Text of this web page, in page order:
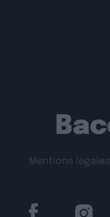
Mentions légales